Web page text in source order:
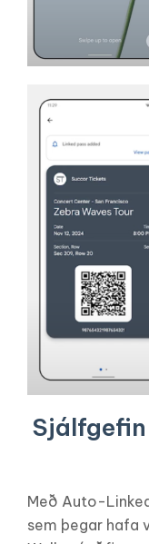
Með Auto-
sem þegar hafa